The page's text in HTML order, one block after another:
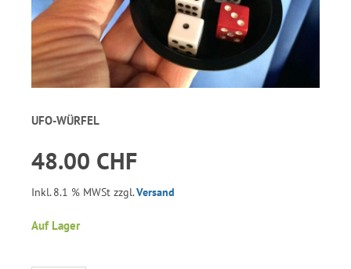
UFO-WÜRFEL
48.00 CHF
Inkl. 8.1 % MWSt zzgl.Versand
Auf Lager